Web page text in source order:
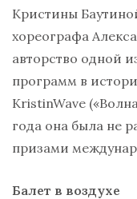
Кристины
хореографа
авторство одной
программ в
KristinWave
года она была не
призами
Балет в воздухе